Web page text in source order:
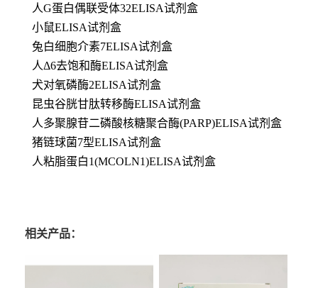
人G蛋白偶联受体32ELISA试剂盒
小鼠ELISA试剂盒
兔白细胞介素7ELISA试剂盒
人Δ6去饱和酶ELISA试剂盒
犬对氧磷酶2ELISA试剂盒
昆虫谷胱甘肽转移酶ELISA试剂盒
人多聚腺苷二磷酸核糖聚合酶(PARP)ELISA试剂盒
猪链球菌7型ELISA试剂盒
人粘脂蛋白1(MCOLN1)ELISA试剂盒
相关产品：